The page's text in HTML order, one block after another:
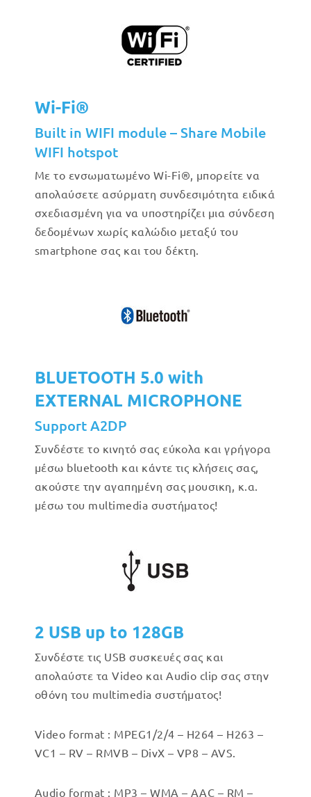
Wi-Fi®
Built in WIFI module – Share Mobile
WIFI hotspot
Με το ενσωματωμένο Wi-Fi®, μπορείτε να
απολαύσετε ασύρματη συνδεσιμότητα ειδικά
σχεδιασμένη για να υποστηρίζει μια σύνδεση
δεδομένων χωρίς καλώδιο μεταξύ του
smartphone σας και του δέκτη.
BLUETOOTH 5.0 with
EXTERNAL MICROPHONE
Support A2DP
Συνδέστε το κινητό σας εύκολα και γρήγορα
μέσω bluetooth και κάντε τις κλήσεις σας,
ακούστε την αγαπημένη σας μουσικη, κ.α.
μέσω του multimedia συστήματος!
2 USB up to 128GB
Συνδέστε τις USB συσκευές σας και
απολαύστε τα Video και Audio clip σας στην
οθόνη του multimedia συστήματος!
Video format : MPEG1/2/4 – H264 – H263 –
VC1 – RV – RMVB – DivX – VP8 – AVS.
Audio format : MP3 – WMA – AAC – RM –